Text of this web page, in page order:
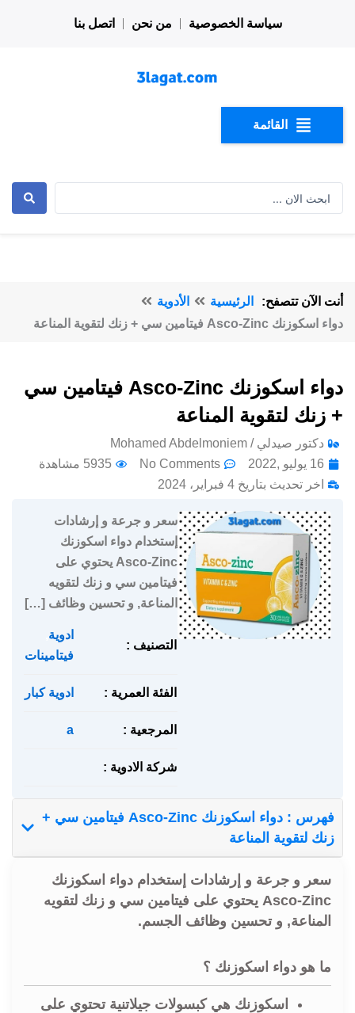
سياسة الخصوصية من نحن اتصل بنا
القائمة
أنت الآن تتصفح: الرئيسية
الأدوية
دواء اسكوزنك Asco-Zinc فيتامين سي + زنك لتقوية المناعة
دواء اسكوزنك Asco-Zinc فيتامين سي
+ زنك لتقوية المناعة
دكتور صيدلي / Mohamed Abdelmoniem
16 يوليو ,2022
No Comments
5935 مشاهدة
اخر تحديث بتاريخ 4 فبراير، 2024
سعر و جرعة و إرشادات
إستخدام دواء اسكوزنك
Asco-Zinc يحتوي على
فيتامين سي و زنك لتقويه
المناعة, و تحسين وظائف […]
التصنيف :
ادوية
فيتامينات
الفئة العمرية : ادوية كبار
المرجعية : a
شركة الادوية :
فهرس : دواء اسكوزنك Asco-Zinc فيتامين سي +
زنك لتقوية المناعة
سعر و جرعة و إرشادات إستخدام دواء اسكوزنك
Asco-Zinc يحتوي على فيتامين سي و زنك لتقويه
المناعة, و تحسين وظائف الجسم.
ما هو دواء اسكوزنك ؟
اسكوزنك هي كبسولات جيلاتنية تحتوي على